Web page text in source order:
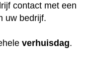
contact met een
uw bedrijf.
verhuisdag.